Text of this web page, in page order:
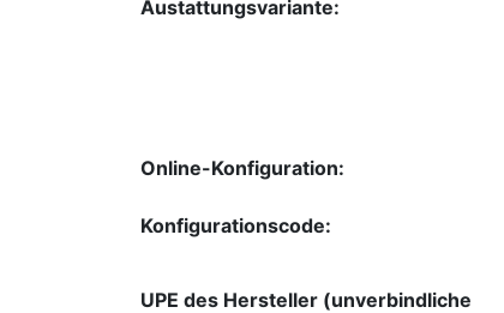
Austattungsvariante:
Online-Konfiguration:
Konfigurationscode:
UPE des Hersteller (unverbindliche